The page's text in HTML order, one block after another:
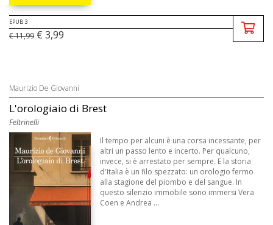
EPUB 3
€ 11,99 € 3,99
Maurizio De Giovanni
L'orologiaio di Brest
Feltrinelli
Il tempo per alcuni è una corsa incessante, per
altri un passo lento e incerto. Per qualcuno,
invece, si è arrestato per sempre. E la storia
d'Italia è un filo spezzato: un orologio fermo
alla stagione del piombo e del sangue. In
questo silenzio immobile sono immersi Vera
Coen e Andrea ...